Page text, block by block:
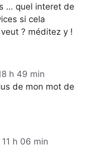
… quel interet de
si cela
? méditez y !
h 49 min
de mon mot de
h 06 min